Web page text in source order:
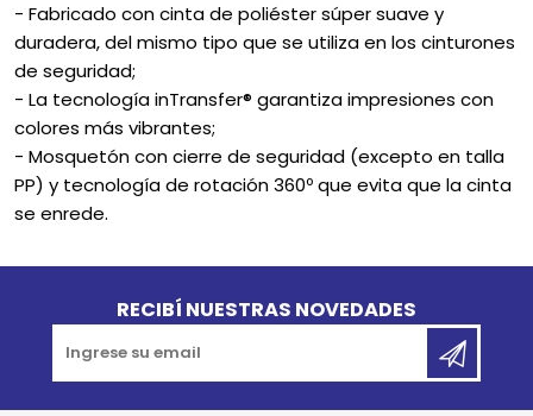
- Fabricado con cinta de poliéster súper suave y
duradera, del mismo tipo que se utiliza en los cinturones
de seguridad;
- La tecnología inTransfer® garantiza impresiones con
colores más vibrantes;
- Mosquetón con cierre de seguridad (excepto en talla
PP) y tecnología de rotación 360º que evita que la cinta
se enrede.
RECIBÍ NUESTRAS NOVEDADES